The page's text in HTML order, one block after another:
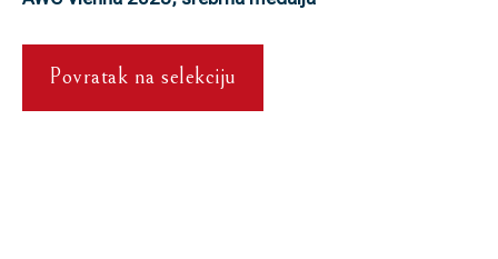
Povratak na selekciju